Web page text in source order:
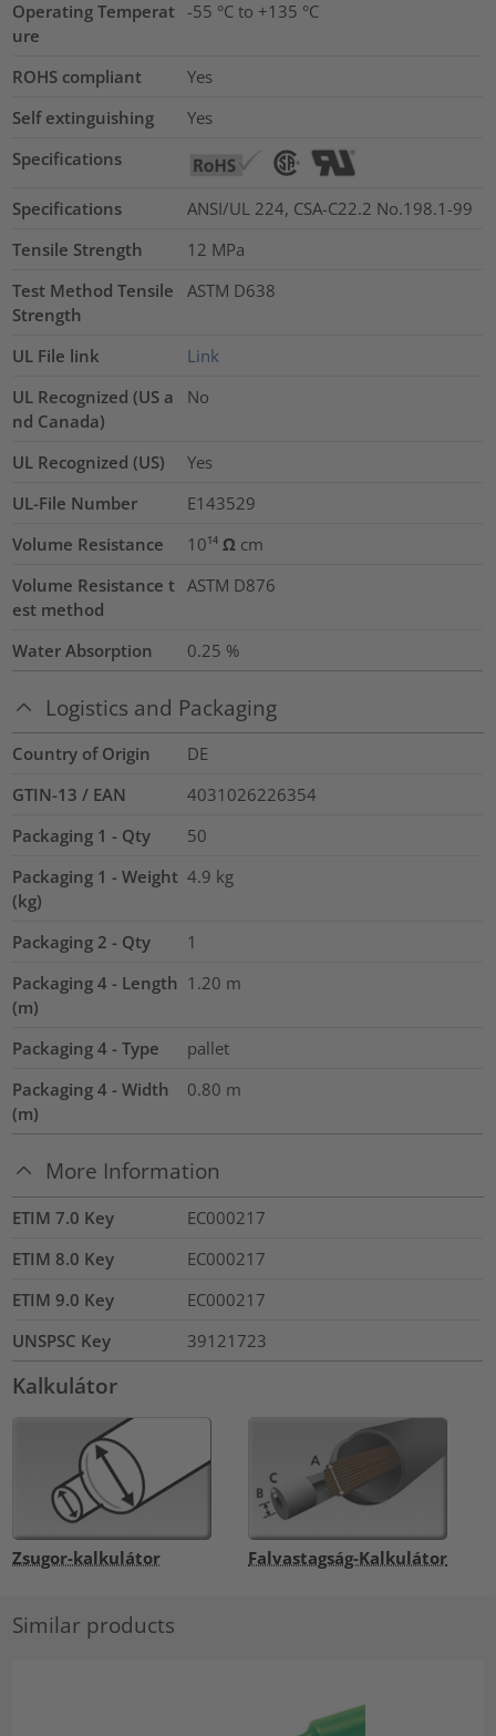
Operating Temperat
ure
-55 °C to +135 °C
ROHS compliant
Yes
Self extinguishing
Yes
Specifications
Specifications
ANSI/UL 224, CSA-C22.2 No.198.1-99
Tensile Strength
12 MPa
Test Method Tensile
Strength
ASTM D638
UL File link
Link
UL Recognized (US a
nd Canada)
No
UL Recognized (US)
Yes
UL-File Number
E143529
Volume Resistance
10¹⁴ Ω cm
Volume Resistance t
est method
ASTM D876
Water Absorption 0.25 %
Logistics and Packaging
Country of Origin
DE
GTIN-13 / EAN
4031026226354
Packaging 1 - Qty
50
Packaging 1 - Weight
(kg)
4.9 kg
Packaging 2 - Qty
1
Packaging 4 - Length
(m)
1.20 m
Packaging 4 - Type
pallet
Packaging 4 - Width
(m)
0.80 m
More Information
ETIM 7.0 Key
EC000217
ETIM 8.0 Key
EC000217
ETIM 9.0 Key
EC000217
UNSPSC Key
39121723
Kalkulátor
Zsugor-kalkulátor Falvastagság-Kalkulátor
Similar products